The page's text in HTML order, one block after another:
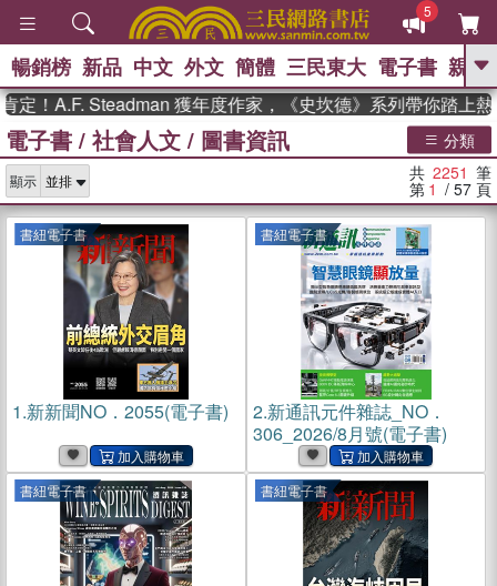
5
GO
熱搜： 東野圭吾 The Odyssey 、
父親節 、 如果歷史是一群喵 、 暑期
國際布克獎 臺灣漫遊錄 、 方
念華 、 台灣的李登輝時代 、 數學女
孩：黎曼猜想 、 偉大的迷走神經
暢銷榜 新品 中文 外文 簡體 三民東大 電子書 親子
Steadman 獲年度作家，《史坎德》系列帶你踏上熱血奇
電子書 / 社會人文 / 圖書資訊 分類
顯示 共 2251 筆
第 1 / 57 頁
書紐電子書
1.新新聞NO．2055(電子書)
書紐電子書
2.新通訊元件雜誌_NO．
306_2026/8月號(電子書)
書紐電子書 書紐電子書